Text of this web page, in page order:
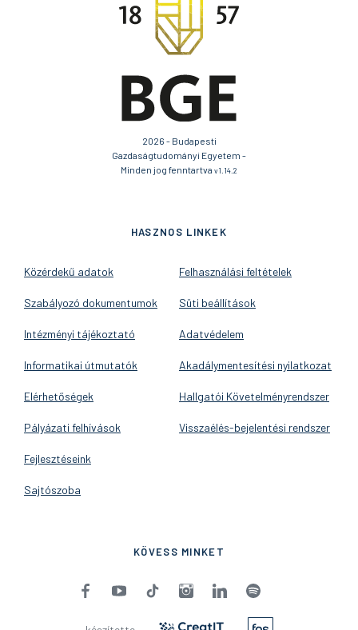
2026 - Budapesti
Gazdaságtudományi Egyetem -
Minden jog fenntartva v1.14.2
HASZNOS LINKEK
Közérdekű adatok
Szabályozó dokumentumok
Intézményi tájékoztató
Informatikai útmutatók
Elérhetőségek
Pályázati felhívások
Fejlesztéseink
Sajtószoba
Felhasználási feltételek
Süti beállítások
Adatvédelem
Akadálymentesítési nyilatkozat
Hallgatói Követelményrendszer
Visszaélés-bejelentési rendszer
KÖVESS MINKET